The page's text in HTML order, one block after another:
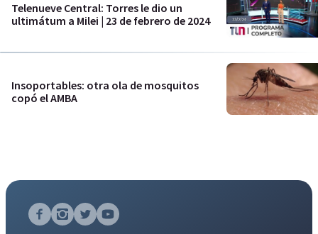
Telenueve Central: Torres le dio un
ultimátum a Milei | 23 de febrero de 2024
Insoportables: otra ola de mosquitos
copó el AMBA